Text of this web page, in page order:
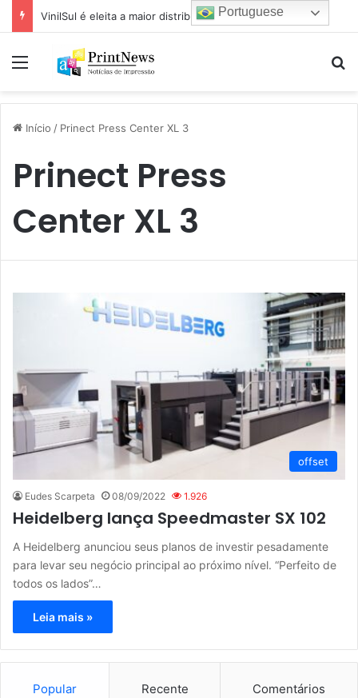
Menu
Início / Prinect Press Center XL 3
Prinect Press
Center XL 3
offset
Eudes Scarpeta 08/09/2022 1.926
Heidelberg lança Speedmaster SX 102
A Heidelberg anunciou seus planos de investir pesadamente
para levar seu negócio principal ao próximo nível. “Perfeito de
todos os lados”…
Leia mais »
Popular Recente Comentários
Portuguese